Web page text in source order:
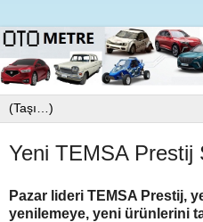
Yeni TEMSA Prestij
Pazar lideri TEMSA Prestij,
yenilemeye, yeni ürünlerini